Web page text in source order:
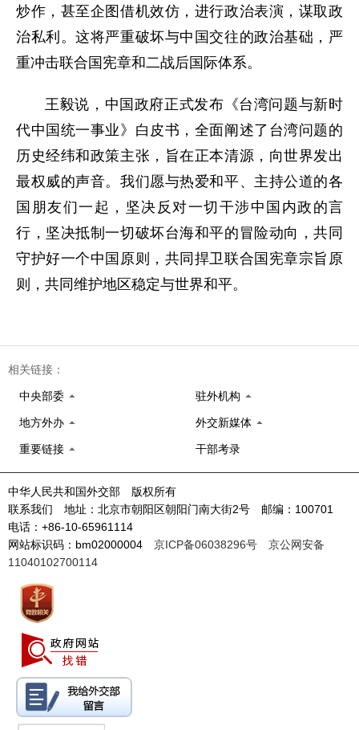
炒作，甚至企图借机效仿，进行政治表演，谋取政
治私利。这将严重破坏与中国交往的政治基础，严
重冲击联合国宪章和二战后国际体系。
王毅说，中国政府正式发布《台湾问题与新时
代中国统一事业》白皮书，全面阐述了台湾问题的
历史经纬和政策主张，旨在正本清源，向世界发出
最权威的声音。 我们愿与热爱和平、主持公道的各
国朋友们一起，坚决反对一切干涉中国内政的言
行，坚决抵制一切破坏台海和平的冒险动向，共同
守护好一个中国原则，共同捍卫联合国宪章宗旨原
则，共同维护地区稳定与世界和平。
相关链接：
中央部委 驻外机构
地方外办 外交新媒体
重要链接 干部考录
中华人民共和国外交部 版权所有
联系我们 地址：北京市朝阳区朝阳门南大街2号 邮编：100701
电话：+86-10-65961114
网站标识码：bm02000004 京ICP备06038296号
京公网安备
11040102700114